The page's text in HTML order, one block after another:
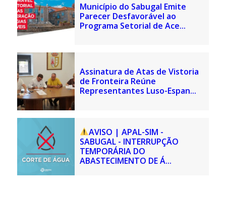
Município do Sabugal Emite
Parecer Desfavorável ao
Programa Setorial de Ace...
Assinatura de Atas de Vistoria
de Fronteira Reúne
Representantes Luso-Espan...
AVISO | APAL-SIM -
SABUGAL - INTERRUPÇÃO
TEMPORÁRIA DO
ABASTECIMENTO DE Á...